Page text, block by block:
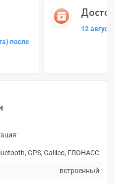
после
12
GPS, Galileo, ГЛОНАСC
встроенный